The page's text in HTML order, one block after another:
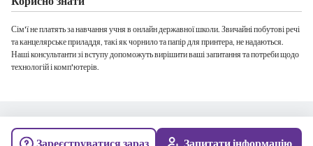
Сім'ї не платять за навчання учня в онлайн державної школи. Звичайні побутові речі
та канцелярське приладдя, такі як чорнило та папір для принтера, не надаються.
Наші консультанти зі вступу допоможуть вирішити ваші запитання та потреби щодо
технологій і комп'ютерів.
Зареєструватися зараз Запитати інформацію